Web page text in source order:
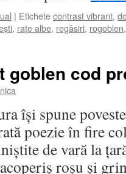
| Etichetecontrast vibrant,
, rațe albe, regăsiri, rogoblen
goblen cod
își spune
poezie în fire
de vară la
acoperiș roșu și